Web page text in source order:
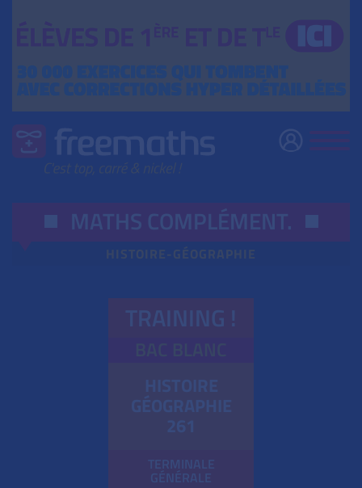
MATHS COMPLÉMENT.
TRAINING !
HISTOIRE
GÉOGRAPHIE
261
TERMINALE
GÉNÉRALE